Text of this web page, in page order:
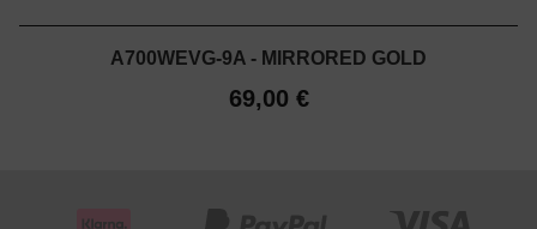
A700WEVG-9A - MIRRORED GOLD
69,00 €